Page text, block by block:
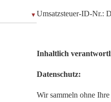
Umsatzsteuer-ID-Nr.:
Inhaltlich
Datenschutz:
Wir sammeln ohne